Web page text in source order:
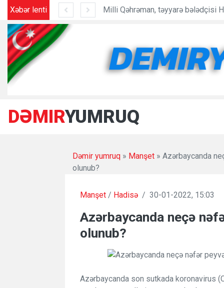
Xəbər lenti
DƏMIRYUMRUQ
Dəmir yumruq » Manşet » Azərbaycanda
olunub?
Manşet / Hadisə / 30-01-2022, 15:03
Azərbaycanda neçə
olunub?
Azərbaycanda son sutkada koronavirus